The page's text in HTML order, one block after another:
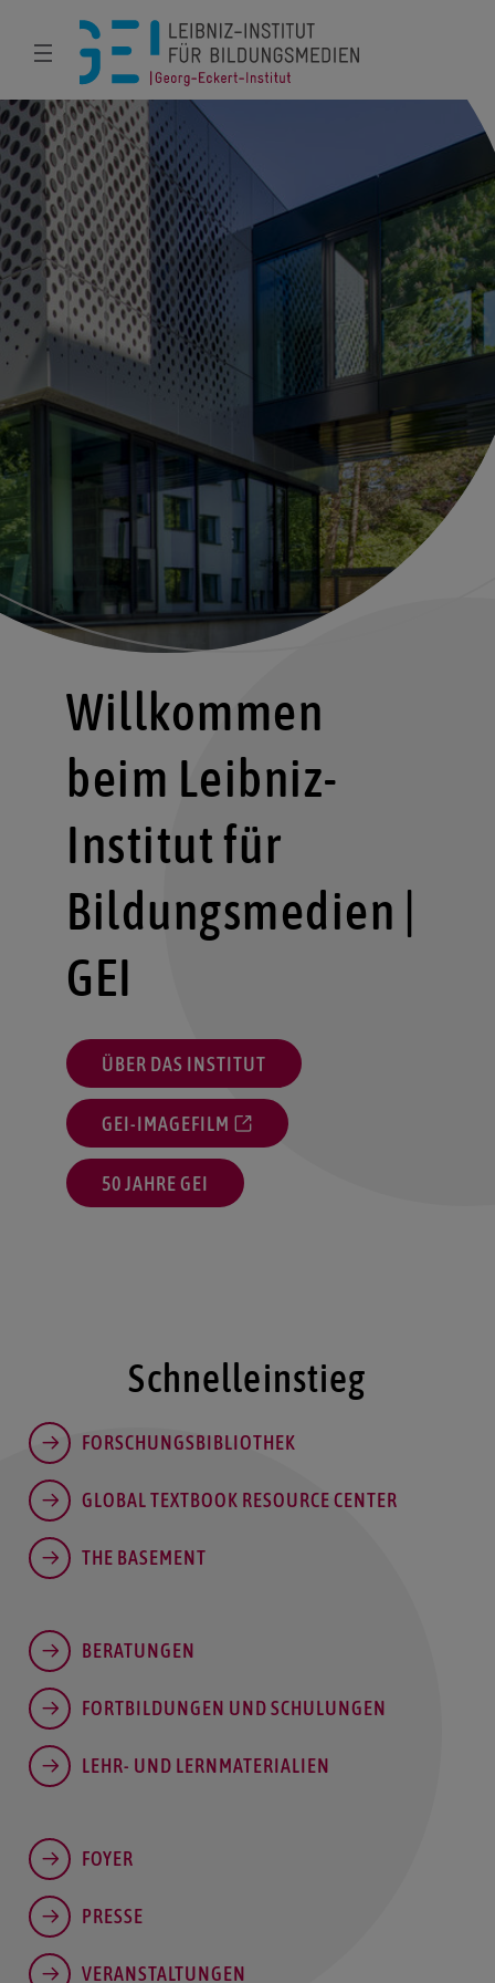
Willkommen
beim Leibniz-
Institut für
Bildungsmedien |
GEI
ÜBER DAS INSTITUT
GEI-IMAGEFILM
50 JAHRE GEI
Schnelleinstieg
FORSCHUNGSBIBLIOTHEK
GLOBAL TEXTBOOK RESOURCE CENTER
THE BASEMENT
BERATUNGEN
FORTBILDUNGEN UND SCHULUNGEN
LEHR- UND LERNMATERIALIEN
FOYER
PRESSE
VERANSTALTUNGEN